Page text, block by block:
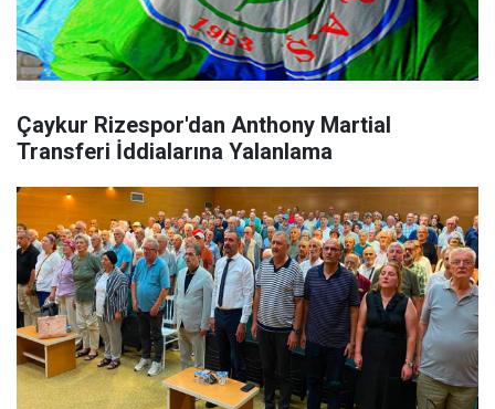
Çaykur Rizespor'dan Anthony Martial
Transferi İddialarına Yalanlama